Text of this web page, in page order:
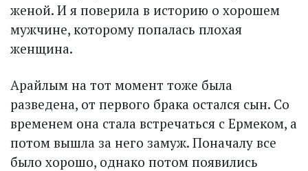
женой. И я поверила в историю о хорошем
мужчине, которому попалась плохая
женщина.
Арайлым на тот момент тоже была
разведена, от первого брака остался сын. Со
временем она стала встречаться с Ермеком, а
потом вышла за него замуж. Поначалу все
было хорошо, однако потом появились